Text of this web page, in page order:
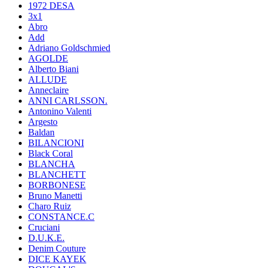
1972 DESA
3x1
Abro
Add
Adriano Goldschmied
AGOLDE
Alberto Biani
ALLUDE
Anneclaire
ANNI CARLSSON.
Antonino Valenti
Argesto
Baldan
BILANCIONI
Black Coral
BLANCHA
BLANCHETT
BORBONESE
Bruno Manetti
Charo Ruiz
CONSTANCE.C
Cruciani
D.U.K.E.
Denim Couture
DICE KAYEK